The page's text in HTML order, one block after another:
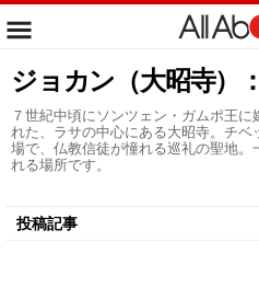
ジョカン（大昭寺）
７世紀中頃にソンツェン・ガムポ王
れた、ラサの中心にある大昭寺。チ
場で、仏教信徒が憧れる巡礼の聖地
れる場所です。
投稿記事